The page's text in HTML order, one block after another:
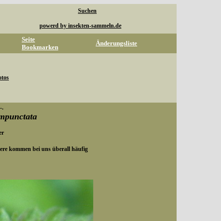
Suchen
powerd by insekten-sammeln.de
Seite
Bookmarken
Änderungsliste
.
kommen bei uns überall häufig